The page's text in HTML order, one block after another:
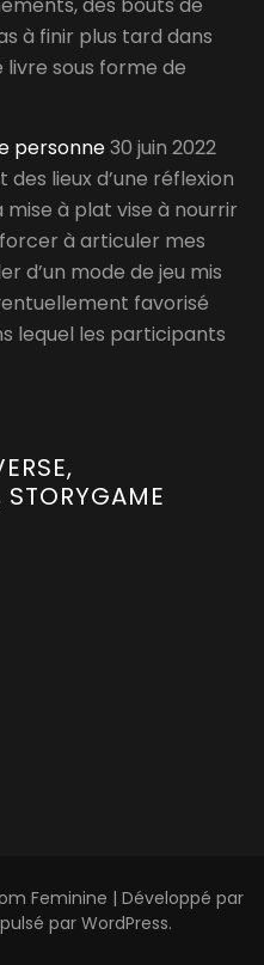
à finir plus tard dans
livre sous forme de
personne30 juin 2022
lieux d’une réflexion
à plat vise à nourrir
à articuler mes
d’un mode de jeu mis
favorisé
lequel les participants
Feminine | Développé par
par WordPress.